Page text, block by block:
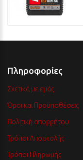
Πληροφορίες
Σχετικά με εμάς
Όροι και Προϋποθέσεις
Πολιτική απορρήτου
Τρόποι Αποστολής
Τρόποι Πληρωμής